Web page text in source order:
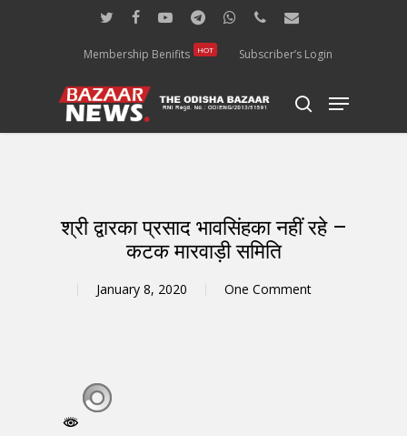
twitter facebookyoutubetelegramwhatsappphoneemail
Membership Benifits
HOT
Subscriber’s Login
search
Menu
श्री द्वारका प्रसाद भावसिंहका नहीं रहे –
कटक मारवाड़ी समिति
January 8, 2020 One Comment